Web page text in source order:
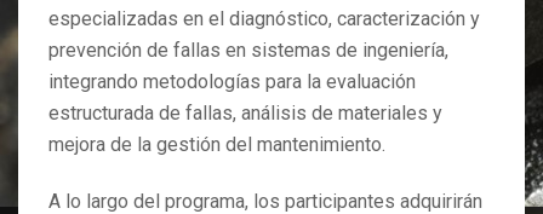
especializadas en el diagnóstico, caracterización y
prevención de fallas en sistemas de ingeniería,
integrando metodologías para la evaluación
estructurada de fallas, análisis de materiales y
mejora de la gestión del mantenimiento.
A lo largo del programa, los participantes adquirirán